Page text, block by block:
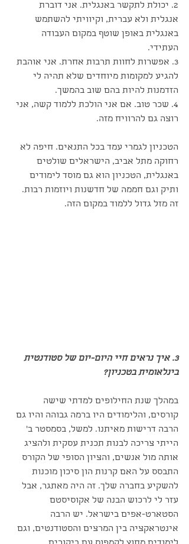
2. יכולת לתקשר באנגלית. אני דוברת
אנגלית ולא עברית, וקיוויתי להשתמש
באנגלית באופן שוטף במקום העבודה
העתידי.
3. אפשרות לחוות תרבות אחרת. אני אוהבת
להגיע למקומות מיוחדים שלא תהיה לי
הזדמנות להיות בהם שוב בהמשך.
4. שכר טוב. אם אני הולכת ללמוד קשה, אני
רוצה גם להרוויח מזה.
הטכניון לגמרי עמד בכל התנאים. חיפה לא
רחוקה מתל אביב, הישראלים שולטים
באנגלית, הטכניון הוא גם מוסד לימודים
ותיק וגם חממה של חדשנות ויוזמות רבות.
זה מזל גדול ללמוד במקום הזה.
3. איך נראים חיי היום-יום של סטודנטית
בינלאומית בטכניון?
במהלך שנת החילופים למדתי שישה
קורסים, והלימודים היו ברמה גבוהה והיו גם
הרבה דרישות מאיתנו. למשל, בסמסטר ב'
הייתי צריכה לבנות תכנית עסקית ולהציג
אותה מול אנשים, והציון הסופי של הקורס
התבסס על האם קרנות הון סיכון מוכנות
להשקיע בחברה שלך. זה היה מאתגר, אבל
עזר לי לרכוש הבנה של אקוסיסטם
הסטארט-אפים בישראל. יש הרבה
אינטראקציה בין המרצים והסטודנטים, וגם